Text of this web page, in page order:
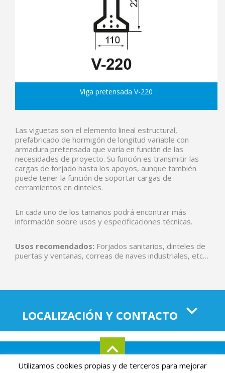
Viga pretensada V-220
Las viguetas son el elemento lineal estructural,
prefabricado de hormigón de longitud variable con
armadura pretensada que varía en función de las
necesidades de proyecto. Su función es transmitir las
cargas de forjado hasta los apoyos, aunque también
puede tener la función de soportar cargas de
cerramientos en dinteles.
En cada uno de los tamaños podrá encontrar más
información sobre usos y especificaciones técnicas.
Usos recomendados: Forjados sanitarios, dinteles de
puertas y ventanas, correas de naves industriales, etc…
LOCALIZACIÓN Y CONTACTO
Utilizamos cookies propias y de terceros para mejorar